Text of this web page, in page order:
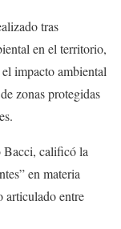
tras
en el territorio,
impacto ambiental
zonas protegidas
Bacci, calificó la
en materia
articulado entre